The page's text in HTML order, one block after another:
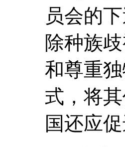
员会的
除种族
和尊重
式，将
国还应